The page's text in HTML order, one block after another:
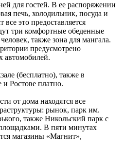
для гостей. В ее распоряжении
печь, холодильник, посуда и
это предоставляется
три комфортные обеденные
также зона для мангала.
предусмотрено
автомобилей.
(бесплатно), также в
Ростове платно.
от дома находятся все
рынок, парк им.
также Никольский парк с
В пяти минутах
магазины «Магнит»,